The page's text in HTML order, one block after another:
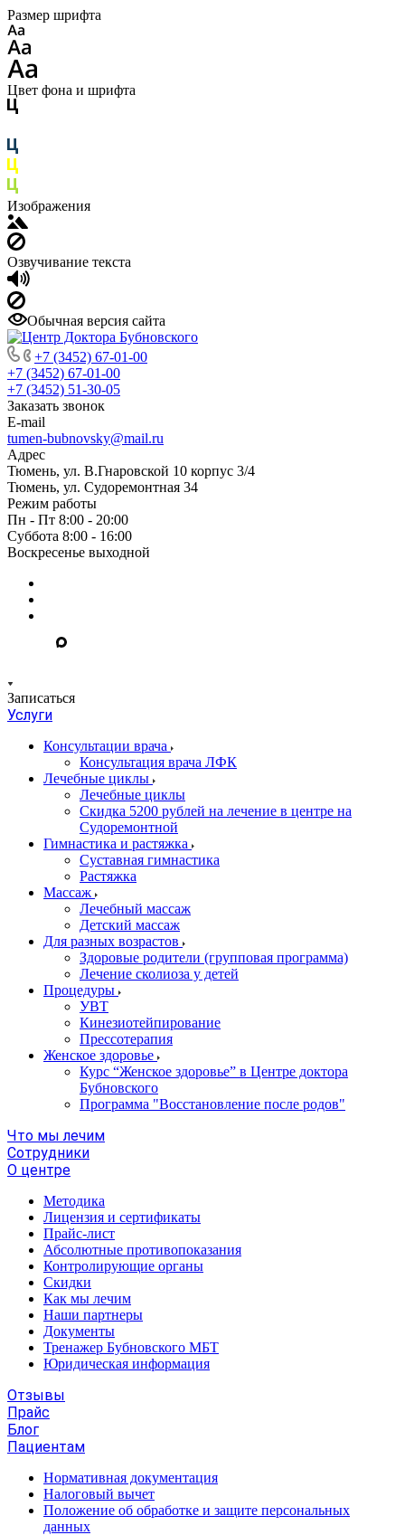
Размер шрифта
Цвет фона и шрифта
Изображения
Озвучивание текста
Обычная версия сайта
+7 (3452) 67-01-00
+7 (3452) 67-01-00
+7 (3452) 51-30-05
Заказать звонок
E-mail
tumen-bubnovsky@mail.ru
Адрес
Тюмень, ул. В.Гнаровской 10 корпус 3/4
Тюмень, ул. Судоремонтная 34
Режим работы
Пн - Пт 8:00 - 20:00
Суббота 8:00 - 16:00
Воскресенье выходной
Записаться
Услуги
Консультации врача
Консультация врача ЛФК
Лечебные циклы
Лечебные циклы
Скидка 5200 рублей на лечение в центре на
Судоремонтной
Гимнастика и растяжка
Суставная гимнастика
Растяжка
Массаж
Лечебный массаж
Детский массаж
Для разных возрастов
Здоровые родители (групповая программа)
Лечение сколиоза у детей
Процедуры
УВТ
Кинезиотейпирование
Прессотерапия
Женское здоровье
Курс “Женское здоровье” в Центре доктора
Бубновского
Программа "Восстановление после родов"
Что мы лечим
Сотрудники
О центре
Методика
Лицензия и сертификаты
Прайс-лист
Абсолютные противопоказания
Контролирующие органы
Скидки
Как мы лечим
Наши партнеры
Документы
Тренажер Бубновского МБТ
Юридическая информация
Отзывы
Прайс
Блог
Пациентам
Нормативная документация
Налоговый вычет
Положение об обработке и защите персональных
данных